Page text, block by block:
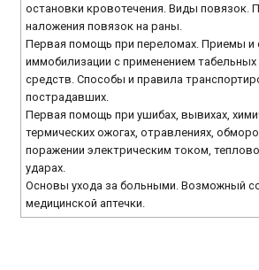
остановки кровотечения. Виды повязок.
наложения повязок на раны.
Первая помощь при переломах. Приемы и
иммобилизации с применением
средств. Способы и правила
пострадавших.
Первая помощь при ушибах, вывихах,
термических ожогах, отравлениях,
поражении электрическим током,
ударах.
Основы ухода за больными. Возможный
медицинской аптечки.